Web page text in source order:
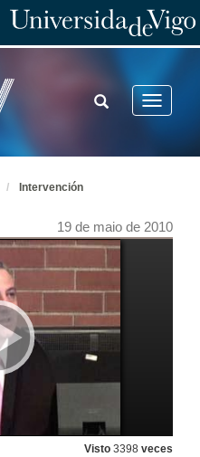
Toggle
TOGGLE
SEARCH
Intervención
19 de maio de 2010
Visto 3398 veces